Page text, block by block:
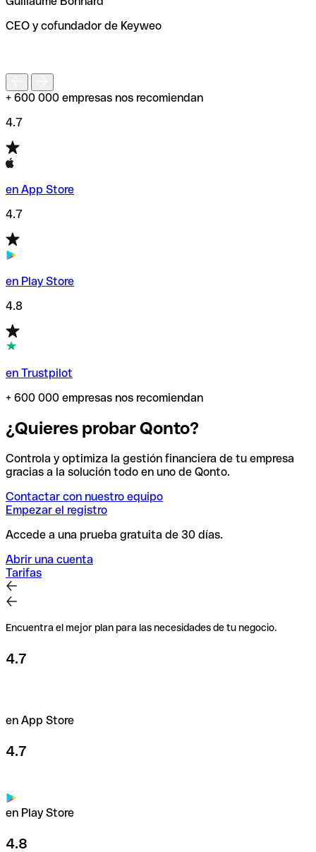
de enviar tu transferencia.
CEO y cofundador de Keyweo
+ 600 000 empresas nos recomiendan
4.7
en App Store
4.7
en Play Store
4.8
en Trustpilot
+ 600 000 empresas nos recomiendan
¿Quieres probar Qonto?
Controla y optimiza la gestión financiera de tu empresa
gracias a la solución todo en uno de Qonto.
Contactar con nuestro equipo
Empezar el registro
Accede a una prueba gratuita de 30 días.
Abrir una cuenta
Tarifas
Encuentra el mejor plan para las necesidades de tu negocio.
4.7
en App Store
4.7
en Play Store
4.8